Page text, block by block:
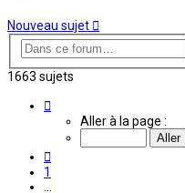
Nouveau sujet
1663 sujets
Aller à la page :
1